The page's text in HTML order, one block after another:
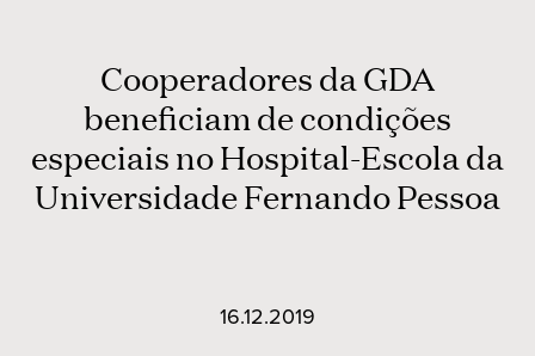
Cooperadores da GDA
beneficiam de condições
especiais no Hospital-Escola da
Universidade Fernando Pessoa
16.12.2019